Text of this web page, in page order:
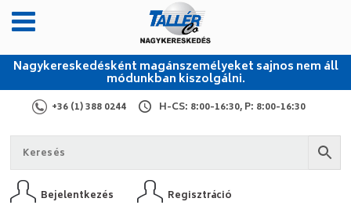
Nagykereskedésként magánszemélyeket sajnos nem áll
módunkban kiszolgálni.
+36 (1) 388 0244 H-CS: 8:00-16:30, P: 8:00-16:30
Bejelentkezés Regisztráció